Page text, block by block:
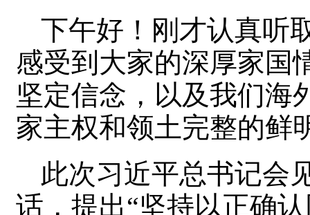
下午好！刚才认真听
感受到大家的深厚家国
坚定信念，以及我们海
家主权和领土完整的鲜
此次习近平总书记会
话，提出“坚持以正确